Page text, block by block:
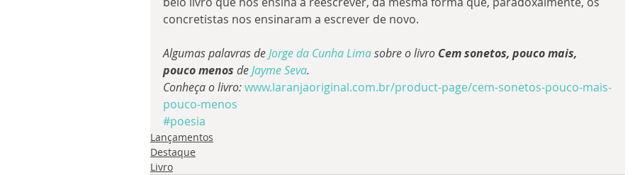
concretistas nos ensinaram a escrever de novo.
Algumas palavras de Jorge da Cunha Lima sobre o livro Cem sonetos, pouco mais,
pouco menos de Jayme Seva.
Conheça o livro: www.laranjaoriginal.com.br/product-page/cem-sonetos-pouco-mais-
pouco-menos
#poesia
Lançamentos
Destaque
Livro